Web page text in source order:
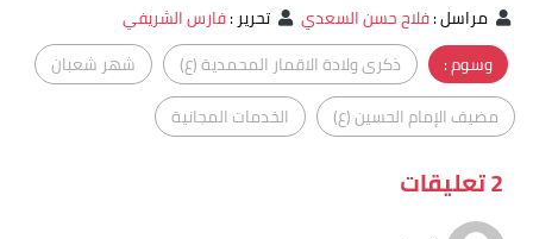
مراسل:فلاح حسن السعدي تحرير:فارس الشريفي
وسوم :
ذكرى ولادة الاقمار المحمدية (ع)
شهر شعبان
مضيف الإمام الحسين (ع)
الخدمات المجانية
2 تعليقات